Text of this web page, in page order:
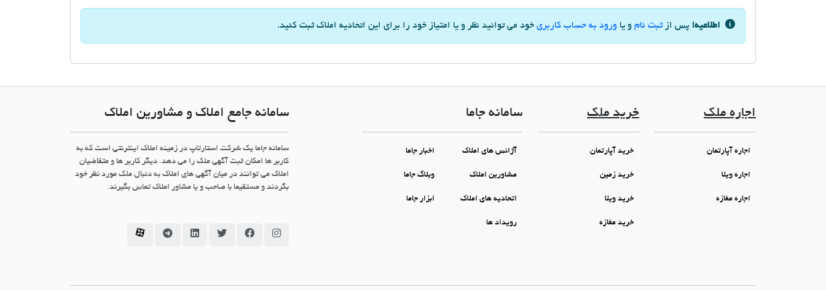
اطلاعیه! پس ازثبت نام و یا ورود به حساب کاربری خود می توانید نظر و یا امتیاز خود را برای این اتحادیه املاک ثبت کنید.
اجاره ملک
اجاره آپارتمان
اجاره ویلا
اجاره مغازه
خرید ملک
خرید آپارتمان
خرید زمین
خرید ویلا
خرید مغازه
سامانه جاما
آژانس های املاک اخبار جاما
مشاورین املاک وبلاگ جاما
اتحادیه های املاک ابزار جاما
رویداد ها
سامانه جامع املاک و مشاورین املاک
سامانه جاما یک شرکت استارتاپ در زمینه املاک اینترنتی است که به
کاربر ها امکان ثبت آگهی ملک را می دهد. دیگر کاربر ها و متقاضیان
املاک می توانند در میان آگهی های املاک به دنبال ملک مورد نظر خود
بگردند و مستقیما با صاحب و یا مشاور املاک تماس بگیرند.
سامانه جاما در اینستاگرام
سامانه جاما در فیسبوک
سامانه جاما در توئیتر
سامانه جاما در لینکداین
سامانه جاما در تلگرام
سامانه جاما در آپارات